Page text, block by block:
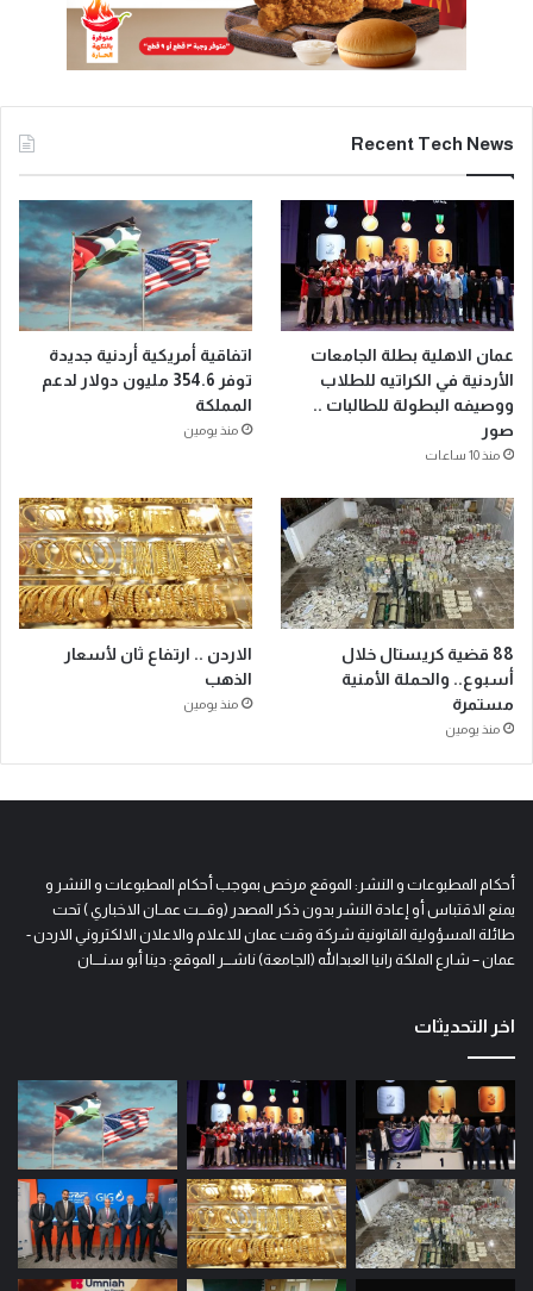
Recent Tech News
عمان الاهلية بطلة الجامعات
الأردنية في الكراتيه للطلاب
ووصيفه البطولة للطالبات ..
صور
منذ 10 ساعات
اتفاقية أمريكية أردنية جديدة
توفر 354.6 مليون دولار لدعم
المملكة
منذ يومين
88 قضية كريستال خلال
أسبوع.. والحملة الأمنية
مستمرة
منذ يومين
الاردن .. ارتفاع ثان لأسعار
الذهب
منذ يومين
أحكام المطبوعات و النشر: الموقع مرخص بموجب أحكام المطبوعات و النشر و
يمنع الاقتباس أو إعادة النشر بدون ذكر المصدر (وقـــت عمــان الاخباري ) تحت
طائلة المسؤولية القانونية شركة وقت عمان للاعلام والاعلان الالكتروني الاردن -
عمان – شارع الملكة رانيا العبدالله (الجامعة) ناشـــر الموقع: دينا أبو سنــــان
اخر التحديثات